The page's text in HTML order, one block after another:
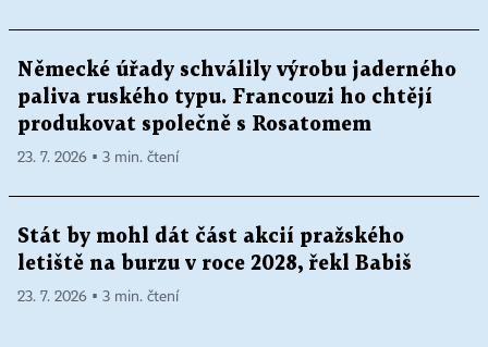
Německé úřady schválily výrobu jaderného
paliva ruského typu. Francouzi ho chtějí
produkovat společně s Rosatomem
23. 7. 2026 ▪ 3 min. čtení
Stát by mohl dát část akcií pražského
letiště na burzu v roce 2028, řekl Babiš
23. 7. 2026 ▪ 3 min. čtení